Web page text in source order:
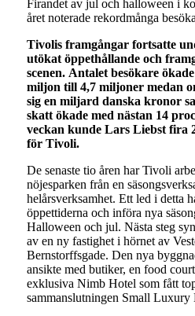
Firandet av jul och halloween i
året noterade rekordmånga
Tivolis framgångar fortsatte
utökat öppethållande och
scenen. Antalet besökare
miljon till 4,7 miljoner medan
sig en miljard danska kronor
skatt ökade med nästan 14
veckan kunde Lars Liebst fira
för Tivoli.
De senaste tio åren har Tivoli
nöjesparken från en
helårsverksamhet. Ett led i detta
öppettiderna och införa nya
Halloween och jul. Nästa steg
av en ny fastighet i hörnet av
Bernstorffsgade. Den nya
ansikte med butiker, en food
exklusiva Nimb Hotel som fått
sammanslutningen Small Luxury